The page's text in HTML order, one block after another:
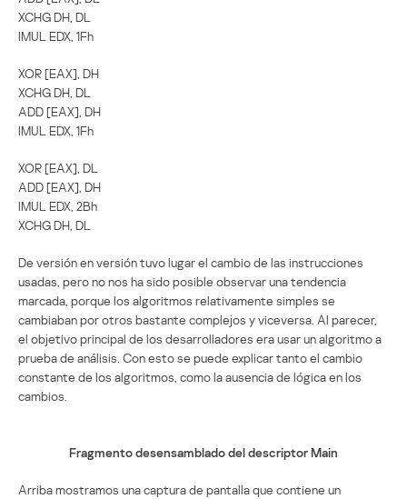
XCHG DH, DL
IMUL EDX, 1Fh
XOR [EAX], DH
XCHG DH, DL
ADD [EAX], DH
IMUL EDX, 1Fh
XOR [EAX], DL
ADD [EAX], DH
IMUL EDX, 2Bh
XCHG DH, DL
De versión en versión tuvo lugar el cambio de las instrucciones
usadas, pero no nos ha sido posible observar una tendencia
marcada, porque los algoritmos relativamente simples se
cambiaban por otros bastante complejos y viceversa. Al parecer,
el objetivo principal de los desarrolladores era usar un algoritmo a
prueba de análisis. Con esto se puede explicar tanto el cambio
constante de los algoritmos, como la ausencia de lógica en los
cambios.
Fragmento desensamblado del descriptor Main
Arriba mostramos una captura de pantalla que contiene un